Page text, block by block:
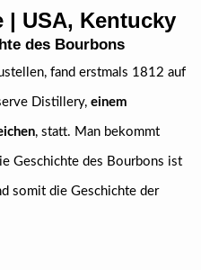
| USA, Kentucky
des Bourbons
fand erstmals 1812 auf
Distillery, einem
, statt. Man bekommt
Geschichte des Bourbons ist
somit die Geschichte der